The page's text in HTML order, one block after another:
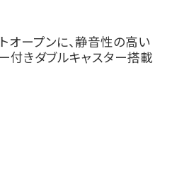
オープンに、静音性の高い
付きダブルキャスター搭載